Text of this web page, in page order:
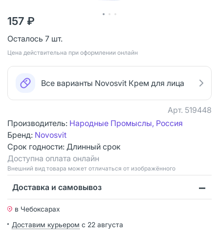
157 ₽
Осталось 7 шт.
Цена действительна при оформлении онлайн
Все варианты Novosvit Крем для лица
Арт. 519448
Производитель: Народные Промыслы, Россия
Бренд: Novosvit
Срок годности: Длинный срок
Доступна оплата онлайн
Bнешний вид товара может отличаться от изображённого
Доставка и самовывоз
в Чебоксарах
Доставим курьером с 22 августа